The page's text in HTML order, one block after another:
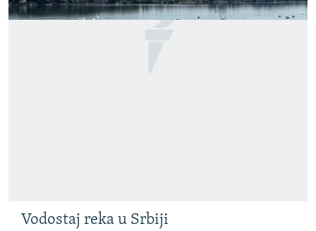
Vodostaj reka u Srbiji